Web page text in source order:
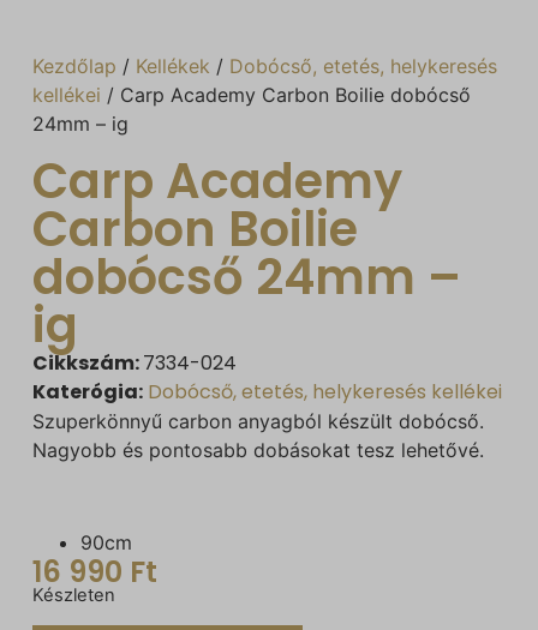
Kezdőlap / Kellékek / Dobócső, etetés, helykeresés
kellékei / Carp Academy Carbon Boilie dobócső
24mm – ig
Carp Academy
Carbon Boilie
dobócső 24mm –
ig
Cikkszám:7334-024
Katerógia: Dobócső, etetés, helykeresés kellékei
Szuperkönnyű carbon anyagból készült dobócső.
Nagyobb és pontosabb dobásokat tesz lehetővé.
90cm
16 990 Ft
Készleten